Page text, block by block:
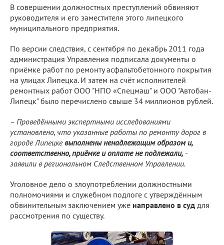
В совершении должностных преступлений обвиняют
руководителя и его заместителя этого липецкого
муниципального предприятия.
По версии следствия, с сентября по декабрь 2011 года
администрация Управления подписала документы о
приёмке работ по ремонту асфальтобетонного покрытия
на улицах Липецка. И затем на счёт исполнителей
ремонтных работ ООО "НПО «Спецмаш" и ООО "Автобан-
Липецк" было перечислено свыше 34 миллионов рублей.
– Проведёнными экспертными исследованиями
установлено, что указанные работы по ремонту дорог в
городе Липецкевыполнены ненадлежащим образом и,
соответственно, приёмке и оплате не подлежали, -
заявили в региональном Следственном Управлении.
Уголовное дело о злоупотреблении должностными
полномочиями и служебном подлоге с утверждённым
обвинительным заключением уже направлено в суд для
рассмотрения по существу.